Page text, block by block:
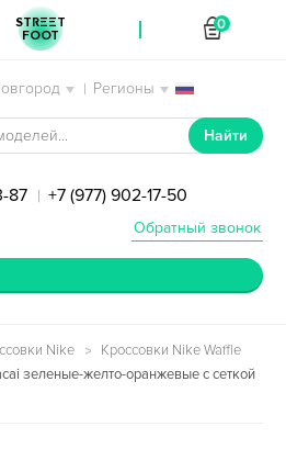
| Регионы
Найти
87 | +7 (977) 902-17-50
Обратный звонок
Nike
Кроссовки Nike Waffle
зеленые-желто-оранжевые с сеткой
STREET
FOOT
0